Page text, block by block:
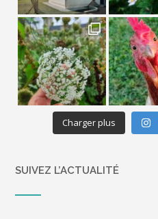
Charger plus
SUIVEZ L’ACTUALITÉ